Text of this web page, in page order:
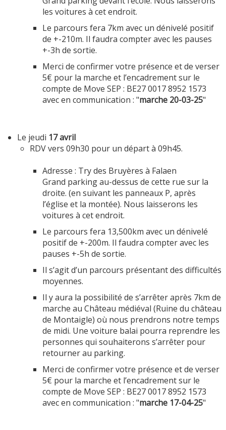
les voitures à cet endroit.
Le parcours fera 7km avec un dénivelé positif
de +-210m. Il faudra compter avec les pauses
+-3h de sortie.
Merci de confirmer votre présence et de verser
5€ pour la marche et l’encadrement sur le
compte de Move SEP : BE27 0017 8952 1573
avec en communication : "marche 20-03-25"
Le jeudi 17 avril
RDV vers 09h30 pour un départ à 09h45.
Adresse : Try des Bruyères à Falaen
Grand parking au-dessus de cette rue sur la
droite. (en suivant les panneaux P, après
l’église et la montée). Nous laisserons les
voitures à cet endroit.
Le parcours fera 13,500km avec un dénivelé
positif de +-200m. Il faudra compter avec les
pauses +-5h de sortie.
Il s’agit d’un parcours présentant des difficultés
moyennes.
Il y aura la possibilité de s’arrêter après 7km de
marche au Château médiéval (Ruine du château
de Montaigle) où nous prendrons notre temps
de midi. Une voiture balai pourra reprendre les
personnes qui souhaiterons s’arrêter pour
retourner au parking.
Merci de confirmer votre présence et de verser
5€ pour la marche et l’encadrement sur le
compte de Move SEP : BE27 0017 8952 1573
avec en communication : "marche 17-04-25"